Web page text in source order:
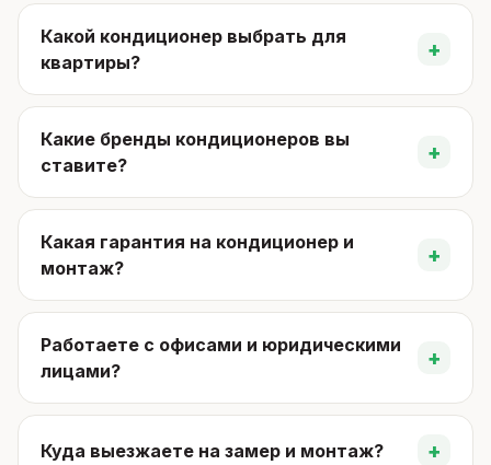
Какой кондиционер выбрать для
квартиры?
+
Какие бренды кондиционеров вы
ставите?
+
Какая гарантия на кондиционер и
монтаж?
+
Работаете с офисами и юридическими
лицами?
+
Куда выезжаете на замер и монтаж? +